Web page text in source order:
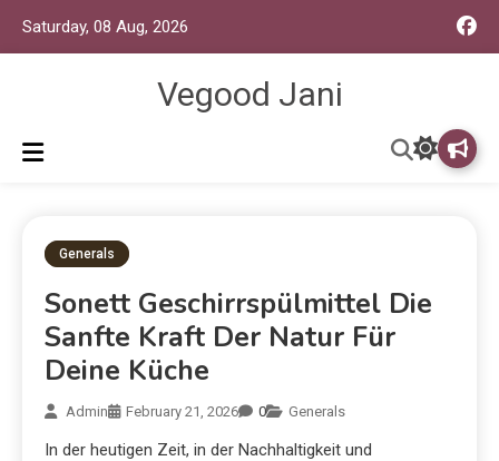
Saturday, 08 Aug, 2026
Vegood Jani
Generals
Sonett Geschirrspülmittel Die
Sanfte Kraft Der Natur Für
Deine Küche
Admin February 21, 2026 0 Generals
In der heutigen Zeit, in der Nachhaltigkeit und